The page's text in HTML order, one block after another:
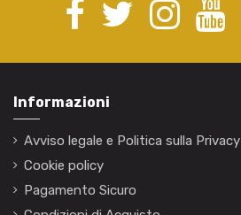
Informazioni
Avviso legale e Politica sulla Privacy
Cookie policy
Pagamento Sicuro